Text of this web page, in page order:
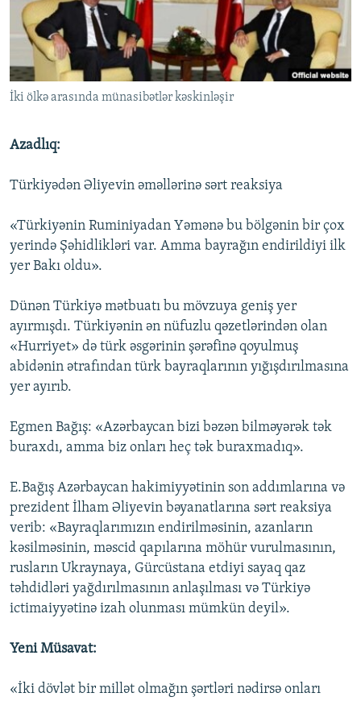
İNFOQRAFIKA
KARIKATURA
AZƏRBAYCAN ƏDƏBIYYATI KITABXANASI
İSLAM VƏ DEMOKRATIYA
İZ - MƏDƏNIYYƏT PROQRAMI
MISSIYAMIZ
PEŞƏ ETIKASI VƏ JURNALISTIKA STANDARTLARIMIZ
MATERIALLARIMIZDAN ISTIFADƏ
AZADLIQRADIOSU MOBIL TELEFONUNUZDA
BIZI IZLƏ
RFE/RL-in bütün saytları
İki ölkə arasında münasibətlər kəskinləşir
Azadlıq:
Türkiyədən Əliyevin əməllərinə sərt reaksiya
«Türkiyənin Ruminiyadan Yəmənə bu bölgənin bir çox
yerində Şəhidlikləri var. Amma bayrağın endirildiyi ilk
yer Bakı oldu».
Dünən Türkiyə mətbuatı bu mövzuya geniş yer
ayırmışdı. Türkiyənin ən nüfuzlu qəzetlərindən olan
«Hurriyet» də türk əsgərinin şərəfinə qoyulmuş
abidənin ətrafından türk bayraqlarının yığışdırılmasına
yer ayırıb.
Egmen Bağış: «Azərbaycan bizi bəzən bilməyərək tək
buraxdı, amma biz onları heç tək buraxmadıq».
E.Bağış Azərbaycan hakimiyyətinin son addımlarına və
prezident İlham Əliyevin bəyanatlarına sərt reaksiya
verib: «Bayraqlarımızın endirilməsinin, azanların
kəsilməsinin, məscid qapılarına möhür vurulmasının,
rusların Ukraynaya, Gürcüstana etdiyi sayaq qaz
təhdidləri yağdırılmasının anlaşılması və Türkiyə
ictimaiyyətinə izah olunması mümkün deyil».
Yeni Müsavat:
«İki dövlət bir millət olmağın şərtləri nədirsə onları